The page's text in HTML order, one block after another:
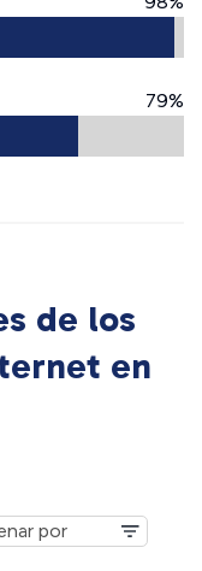
79%
de los
en